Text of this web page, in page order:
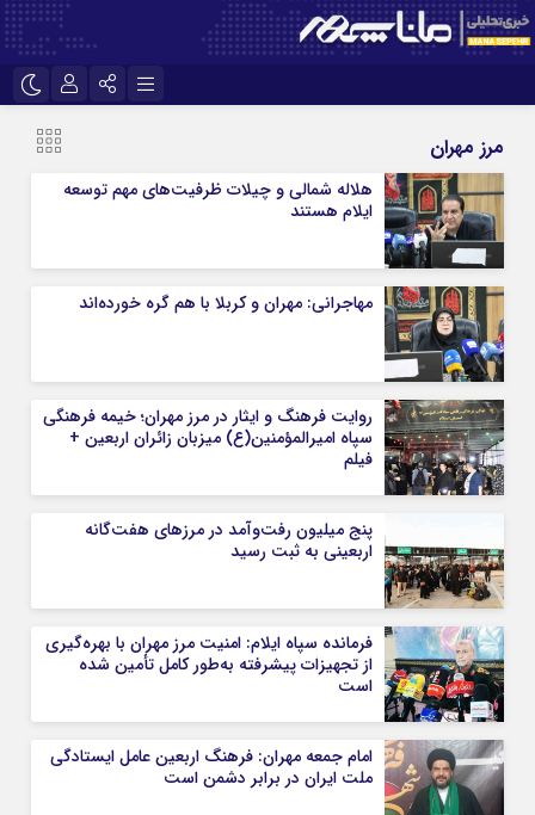
سروش
ایتا
آپارات
رمز عبور
مرا به خاطر بسپار
مرز مهران
هلاله شمالی و چیلات ظرفیت‌های مهم توسعه
ایلام هستند
مهاجرانی: مهران و کربلا با هم گره خورده‌اند
روایت فرهنگ و ایثار در مرز مهران؛ خیمه فرهنگی
سپاه امیرالمؤمنین(ع) میزبان زائران اربعین +
فیلم
پنج میلیون رفت‌وآمد در مرزهای هفت‌گانه
اربعینی به ثبت رسید
فرمانده سپاه ایلام: امنیت مرز مهران با بهره‌گیری
از تجهیزات پیشرفته به‌طور کامل تأمین شده
است
امام جمعه مهران: فرهنگ اربعین عامل ایستادگی
ملت ایران در برابر دشمن است